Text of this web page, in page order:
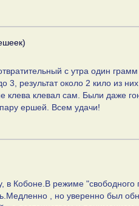
с утра один
результат около 2 кило из
клева клевал сам. Были даже
ершей. Всем удачи!
в Кобоне.В режиме
, но уверенно был